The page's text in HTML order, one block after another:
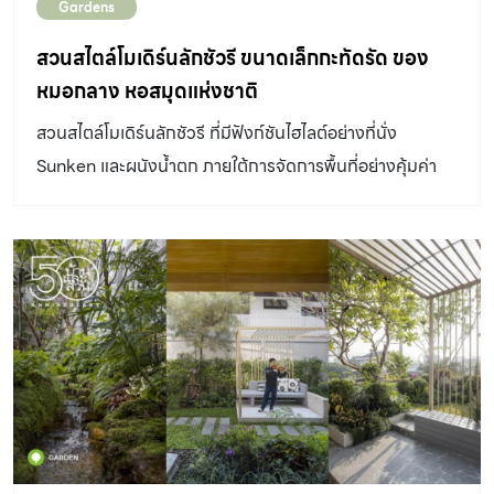
Gardens
สวนสไตล์โมเดิร์นลักชัวรี ขนาดเล็กกะทัดรัด ของ
หมอกลาง หอสมุดแห่งชาติ
สวนสไตล์โมเดิร์นลักชัวรี ที่มีฟังก์ชันไฮไลต์อย่างที่นั่ง
Sunken และผนังน้ำตก ภายใต้การจัดการพื้นที่อย่างคุ้มค่า